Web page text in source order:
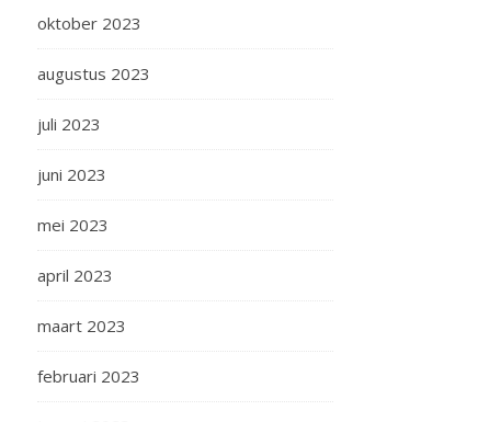
oktober 2023
augustus 2023
juli 2023
juni 2023
mei 2023
april 2023
maart 2023
februari 2023